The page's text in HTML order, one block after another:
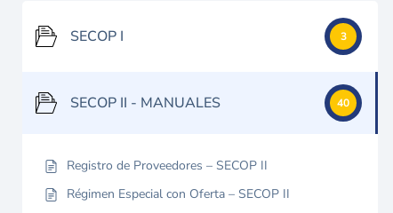
SECOP I 3
SECOP II - MANUALES 40
Registro de Proveedores – SECOP II
Régimen Especial con Oferta – SECOP II